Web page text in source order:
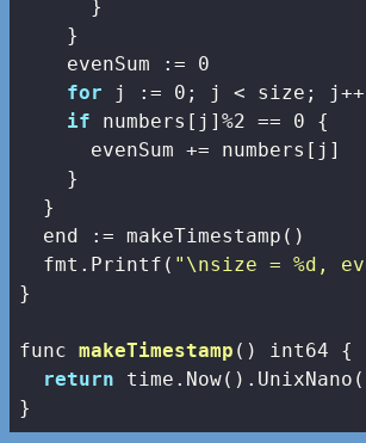
      }
    }
    evenSum :=
0
for j := 0 ; j < size;
if numbers[j]%2 == 0 {
      evenSum += numbers[j]
    }
  }
  end := makeTimestamp()
  fmt.Printf(
"\nsize = %d,
}
func makeTimestamp () int64 {
return
}